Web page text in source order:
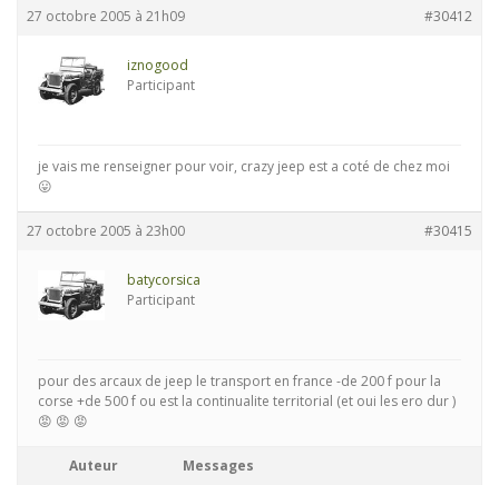
27 octobre 2005 à 21h09 #30412
iznogood
Participant
je vais me renseigner pour voir, crazy jeep est a coté de chez moi
😛
27 octobre 2005 à 23h00 #30415
batycorsica
Participant
pour des arcaux de jeep le transport en france -de 200 f pour la
corse +de 500 f ou est la continualite territorial (et oui les ero dur )
😡 😡 😡
Auteur Messages